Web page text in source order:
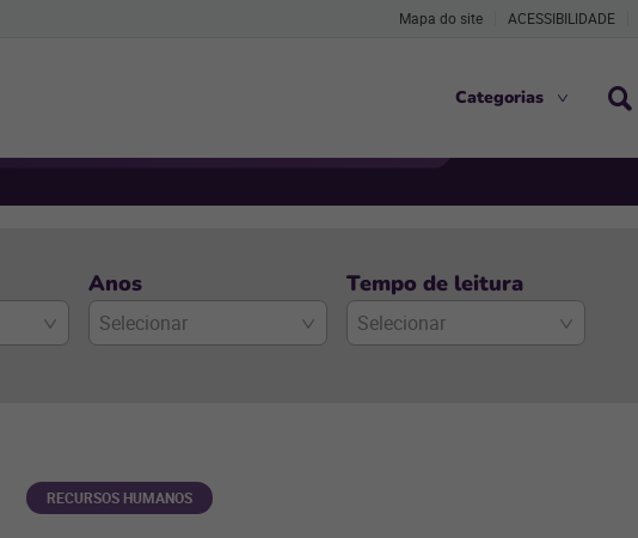
Mapa do site ACESSIBILIDADE
Categorias
Anos
Selecionar
Tempo de leitura
Selecionar
RECURSOS HUMANOS